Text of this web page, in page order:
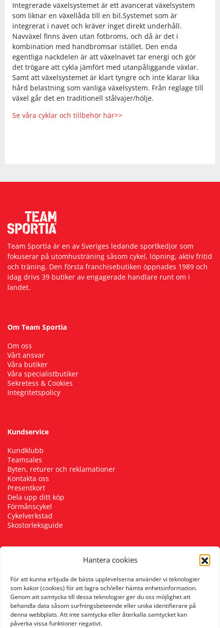
Hantera cookies
För att kunna erbjuda de bästa upplevelserna använder vi teknologier
som kakor (cookies) för att lagra och/eller hämta enhetsinformation.
Genom att samtycka till dessa teknologier ger du oss möjlighet att
behandla data såsom surfningsbeteende eller unika identifierare på
denna webbplats. Att inte samtycka eller återkalla samtycket kan
påverka vissa funktioner negativt.
Integrerade växelsystemet är ett avancerat växelsystem
som liknar en växellåda till en bil.Systemet som är
integrerat i navet och kräver inget direkt underhåll.
Navväxel finns även utan fotbroms, och då är det i
kombination med handbromsar istället. Den enda
egentliga nackdelen är att växelnavet tar energi och gör
det trögare att cykla jämfört med utanpåliggande växlar.
Samt att växelsystemet är klart tyngre och inte klarar lika
hård belastning som vanliga växelsystem. Från reglage till
växel går det en traditionell stålvajer/hölje.
Se våra cyklar och tillbehör här>>
Team Sportia är en av Sveriges ledande sportkedjor som
fokuserar på utomhusträning såsom cykel, löpning, aktiv fritid
och träning. Den första franchisebutiken öppnades 1989 och
idag drivs 39 butiker av engagerade handlare runt om i
landet.
Om Team Sportia
Om oss
Vårt ansvar
Våra butiker
Våra specialistbutiker
Sekretess & Cookies
Integritetspolicy
Kundservice
Kundklubb
Teamsales
Byten, returer och reklamationer
Kontakta oss
Presentkort
Dela upp ditt köp
Förmånscykel
Cykelverkstad
Skostorleksguide